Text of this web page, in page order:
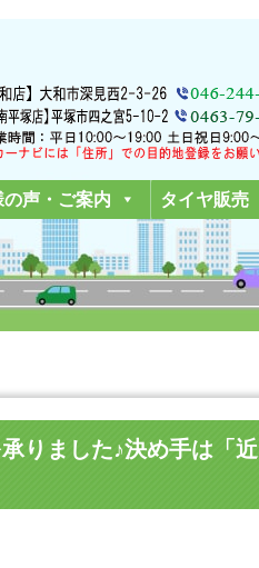
の声・ご案内 タイヤ販売
りました♪決め手は「近